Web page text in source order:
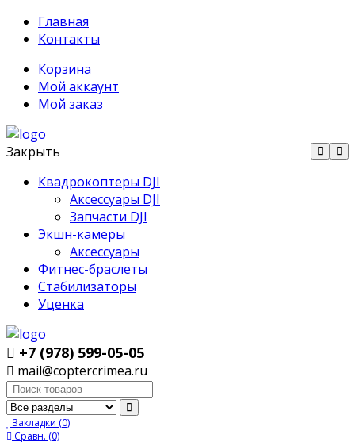
Главная
Контакты
Корзина
Мой аккаунт
Мой заказ
Закрыть
Квадрокоптеры DJI
Аксессуары DJI
Запчасти DJI
Экшн-камеры
Аксессуары
Фитнес-браслеты
Стабилизаторы
Уценка
+7 (978) 599-05-05
mail@coptercrimea.ru
Поиск:
Закладки (0)
Сравн. (0)